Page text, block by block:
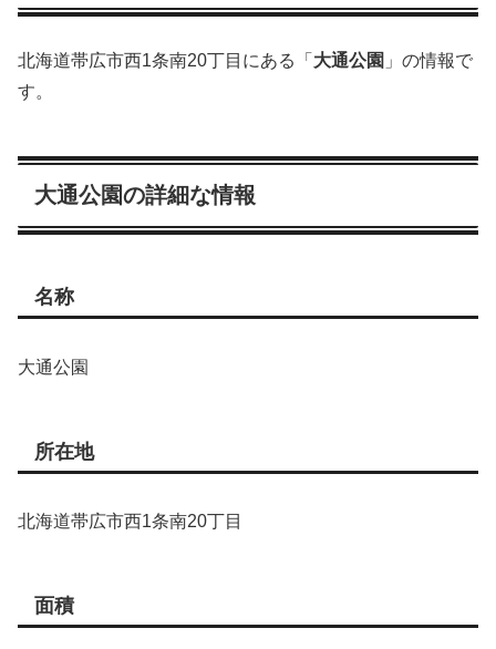
北海道帯広市西1条南20丁目にある「 大通公園 」の情報で
す。
大通公園の詳細な情報
名称
大通公園
所在地
北海道帯広市西1条南20丁目
面積